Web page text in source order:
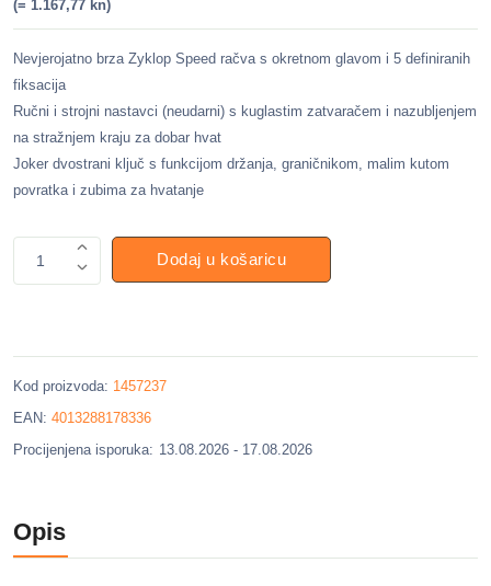
(= 1.167,77 kn)
Nevjerojatno brza Zyklop Speed račva s okretnom glavom i 5 definiranih
fiksacija
Ručni i strojni nastavci (neudarni) s kuglastim zatvaračem i nazubljenjem
na stražnjem kraju za dobar hvat
Joker dvostrani ključ s funkcijom držanja, graničnikom, malim kutom
povratka i zubima za hvatanje
1 Dodaj u košaricu
Kod proizvoda: 1457237
EAN: 4013288178336
Procijenjena isporuka: 13.08.2026 - 17.08.2026
Opis